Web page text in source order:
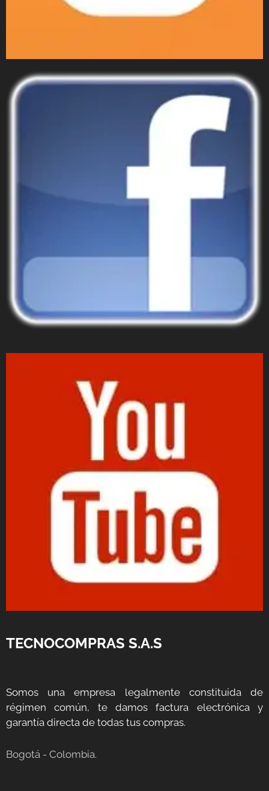
TECNOCOMPRAS S.A.S
Somos una empresa legalmente constituida de
régimen común, te damos factura electrónica y
garantía directa de todas tus compras.
Bogotá - Colombia.